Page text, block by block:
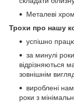
Металеві
Трохи про нашу
успішно
за минулі
відрізняються
зовнішнім
вироблені
роки з